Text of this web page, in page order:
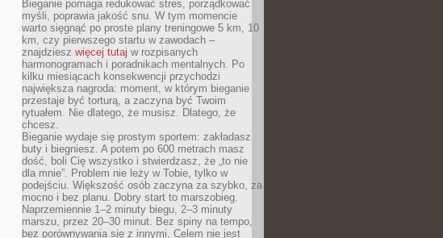
Bieganie pomaga redukować stres, porządkować
myśli, poprawia jakość snu. W tym momencie
warto sięgnąć po proste plany treningowe 5 km, 10
km, czy pierwszego startu w zawodach –
znajdziesz więcej tutaj w rozpisanych
harmonogramach i poradnikach mentalnych. Po
kilku miesiącach konsekwencji przychodzi
największa nagroda: moment, w którym bieganie
przestaje być torturą, a zaczyna być Twoim
rytuałem. Nie dlatego, że musisz. Dlatego, że
chcesz.
Bieganie wydaje się prostym sportem: zakładasz
buty i biegniesz. A potem po 600 metrach masz
dość, boli Cię wszystko i stwierdzasz, że „to nie
dla mnie”. Problem nie leży w Tobie, tylko w
podejściu. Większość osób zaczyna za szybko, za
mocno i bez planu. Dobry start to marszobieg.
Naprzemiennie 1–2 minuty biegu, 2–3 minuty
marszu, przez 20–30 minut. Bez spiny na tempo,
bez porównywania się z innymi. Celem nie jest